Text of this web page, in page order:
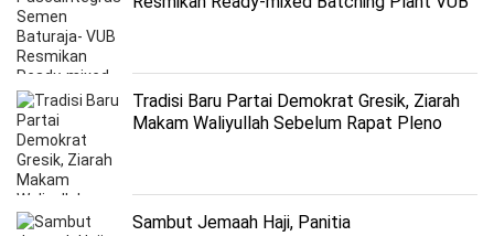
Tradisi Baru Partai Demokrat Gresik, Ziarah
Makam Waliyullah Sebelum Rapat Pleno
Sambut Jemaah Haji, Panitia